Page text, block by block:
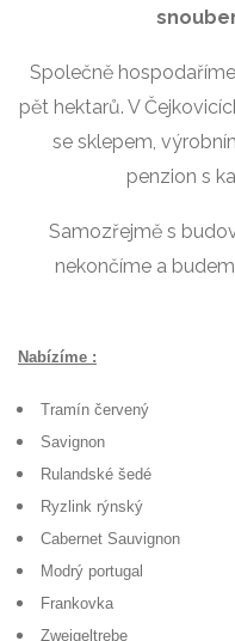
Společně
pět hektarů. V
se sklepem,
penzion s
Samozřejmě s
nekončíme a
Nabízíme :
Tramín červený
Savignon
Rulandské šedé
Ryzlink rýnský
Cabernet Sauvignon
Modrý portugal
Frankovka
Zweigeltrebe